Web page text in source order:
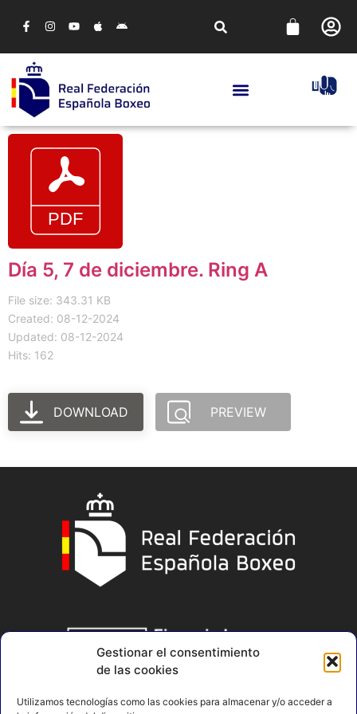
Gestionar el consentimiento
de las cookies
Utilizamos tecnologías como las cookies para almacenar y/o acceder a
Día 5, 7 de diciembre. Ring A
File size: 343.31 KB
Created: 08-12-2024
Updated: 08-12-2024
Hits: 162
DOWNLOAD PREVIEW